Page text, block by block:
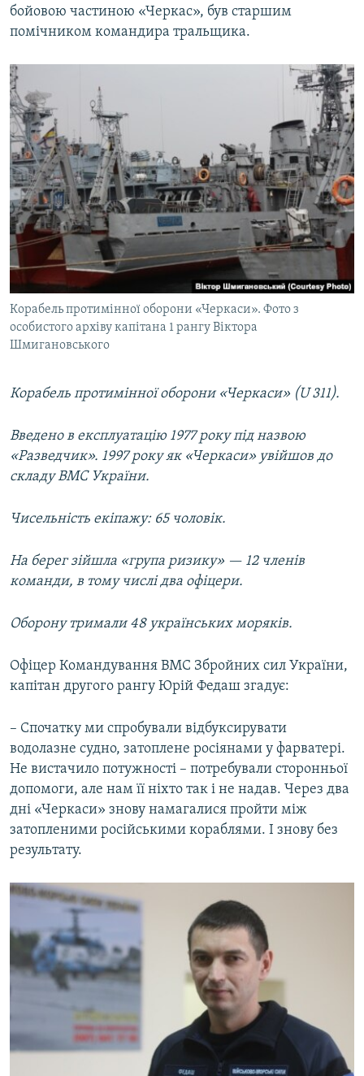
бойовою частиною «Черкас», був старшим
помічником командира тральщика.
Корабель протимінної оборони «Черкаси». Фото з
особистого архіву капітана 1 рангу Віктора
Шмигановського
Корабель протимінної оборони «Черкаси» (U 311).
Введено в експлуатацію 1977 року під назвою
«Разведчик». 1997 року як «Черкаси» увійшов до
складу ВМС України.
Чисельність екіпажу: 65 чоловік.
На берег зійшла «група ризику» — 12 членів
команди, в тому числі два офіцери.
Оборону тримали 48 українських моряків.
Офіцер Командування ВМС Збройних сил України,
капітан другого рангу Юрій Федаш згадує:
– Спочатку ми спробували відбуксирувати
водолазне судно, затоплене росіянами у фарватері.
Не вистачило потужності – потребували сторонньої
допомоги, але нам її ніхто так і не надав. Через два
дні «Черкаси» знову намагалися пройти між
затопленими російськими кораблями. І знову без
результату.